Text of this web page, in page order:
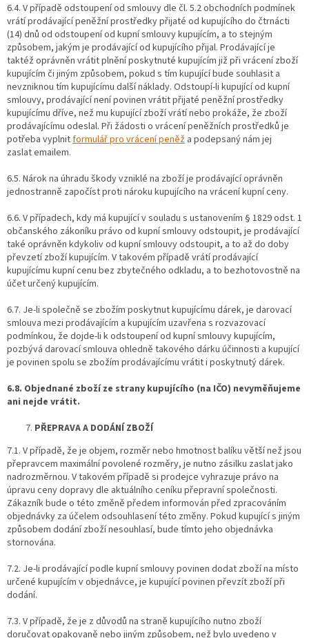
6.4. V případě odstoupení od smlouvy dle čl. 5.2 obchodních podmínek
vrátí prodávající peněžní prostředky přijaté od kupujícího do čtrnácti
(14) dnů od odstoupení od kupní smlouvy kupujícím, a to stejným
způsobem, jakým je prodávající od kupujícího přijal. Prodávající je
taktéž oprávněn vrátit plnění poskytnuté kupujícím již při vrácení zboží
kupujícím či jiným způsobem, pokud s tím kupující bude souhlasit a
nevzniknou tím kupujícímu další náklady. Odstoupí-li kupující od kupní
smlouvy, prodávající není povinen vrátit přijaté peněžní prostředky
kupujícímu dříve, než mu kupující zboží vrátí nebo prokáže, že zboží
prodávajícímu odeslal. Při žádosti o vrácení peněžních prostředků je
potřeba vyplnitformulář pro vrácení peněž a podepsaný nám jej
zaslat emailem.
6.5. Nárok na úhradu škody vzniklé na zboží je prodávající oprávněn
jednostranně započíst proti nároku kupujícího na vrácení kupní ceny.
6.6. V případech, kdy má kupující v souladu s ustanovením § 1829 odst. 1
občanského zákoníku právo od kupní smlouvy odstoupit, je prodávající
také oprávněn kdykoliv od kupní smlouvy odstoupit, a to až do doby
převzetí zboží kupujícím. V takovém případě vrátí prodávající
kupujícímu kupní cenu bez zbytečného odkladu, a to bezhotovostně na
účet určený kupujícím.
6.7. Je-li společně se zbožím poskytnut kupujícímu dárek, je darovací
smlouva mezi prodávajícím a kupujícím uzavřena s rozvazovací
podmínkou, že dojde-li k odstoupení od kupní smlouvy kupujícím,
pozbývá darovací smlouva ohledně takového dárku účinnosti a kupující
je povinen spolu se zbožím prodávajícímu vrátit i poskytnutý dárek.
6.8. Objednané zboží ze strany kupujícího (na IČO) nevyměňujeme
ani nejde vrátit.
PŘEPRAVA A DODÁNÍ ZBOŽÍ
7.1. V případě, že je objem, rozměr nebo hmotnost balíku větší než jsou
přepravcem maximální povolené rozměry, je nutno zásilku zaslat jako
nadrozměrnou. V takovém případě si prodejce vyhrazuje právo na
úpravu ceny dopravy dle aktuálního ceníku přepravní společnosti.
Zákazník bude o této změně předem informován před zpracováním
objednávky za účelem odsouhlasení této změny. Pokud kupující s jiným
způsobem dodání zboží nesouhlasí, bude tímto jeho objednávka
stornována.
7.2. Je-li prodávající podle kupní smlouvy povinen dodat zboží na místo
určené kupujícím v objednávce, je kupující povinen převzít zboží při
dodání.
7.3. V případě, že je z důvodů na straně kupujícího nutno zboží
doručovat opakovaně nebo jiným způsobem, než bylo uvedeno v